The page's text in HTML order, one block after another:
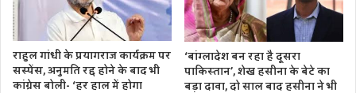
राहुल गांधी के प्रयागराज कार्यक्रम पर
सस्पेंस, अनुमति रद्द होने के बाद भी
कांग्रेस बोली- ‘हर हाल में होगा
‘बांग्लादेश बन रहा है दूसरा
पाकिस्तान’, शेख हसीना के बेटे का
बड़ा दावा, दो साल बाद हसीना ने भी